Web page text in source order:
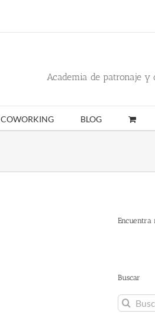
Academia de patronaje y
COWORKING BLOG
Encuentra
Buscar
Buscar: